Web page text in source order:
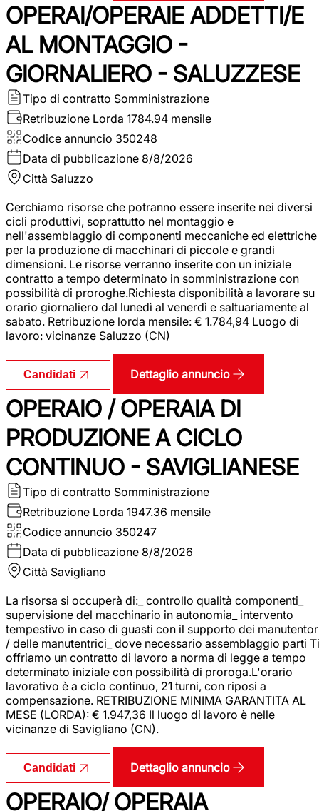
OPERAI/OPERAIE ADDETTI/E
AL MONTAGGIO -
GIORNALIERO - SALUZZESE
Tipo di contratto Somministrazione
Retribuzione Lorda 1784.94 mensile
Codice annuncio 350248
Data di pubblicazione 8/8/2026
Città Saluzzo
Cerchiamo risorse che potranno essere inserite nei diversi
cicli produttivi, soprattutto nel montaggio e
nell'assemblaggio di componenti meccaniche ed elettriche
per la produzione di macchinari di piccole e grandi
dimensioni. Le risorse verranno inserite con un iniziale
contratto a tempo determinato in somministrazione con
possibilità di proroghe.Richiesta disponibilità a lavorare su
orario giornaliero dal lunedì al venerdì e saltuariamente al
sabato. Retribuzione lorda mensile: € 1.784,94 Luogo di
lavoro: vicinanze Saluzzo (CN)
Candidati Dettaglio annuncio
OPERAIO / OPERAIA DI
PRODUZIONE A CICLO
CONTINUO - SAVIGLIANESE
Tipo di contratto Somministrazione
Retribuzione Lorda 1947.36 mensile
Codice annuncio 350247
Data di pubblicazione 8/8/2026
Città Savigliano
La risorsa si occuperà di:_ controllo qualità componenti_
supervisione del macchinario in autonomia_ intervento
tempestivo in caso di guasti con il supporto dei
/ delle manutentrici_ dove necessario assemblaggio parti Ti
offriamo un contratto di lavoro a norma di legge a tempo
determinato iniziale con possibilità di proroga.L'orario
lavorativo è a ciclo continuo, 21 turni, con riposi a
compensazione. RETRIBUZIONE MINIMA GARANTITA AL
MESE (LORDA): € 1.947,36 Il luogo di lavoro è nelle
vicinanze di Savigliano (CN).
Candidati Dettaglio annuncio
OPERAIO/ OPERAIA